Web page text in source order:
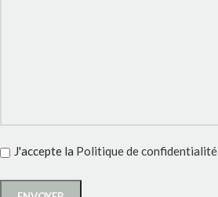
J'accepte la Politique de confidentialité